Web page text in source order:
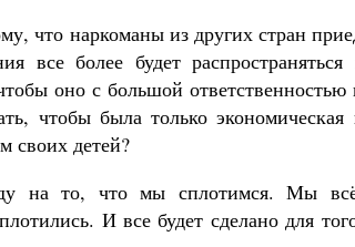
что наркоманы из других стран
все более будет
оно с большой
чтобы была только
своих детей?
на то, что мы сплотимся. Мы всё
И все будет сделано для